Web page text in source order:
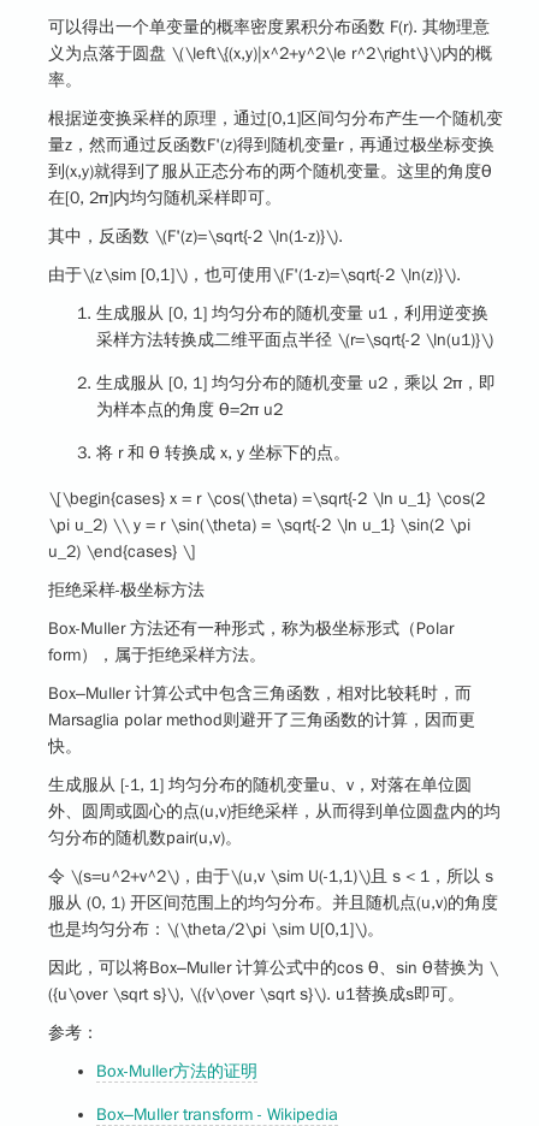
可以得出一个单变量的概率密度累积分布函数 F(r). 其物理意
义为点落于圆盘 \(\left\{(x,y)|x^2+y^2\le r^2\right\}\)内的概
率。
根据逆变换采样的原理，通过[0,1]区间匀分布产生一个随机变
量z，然而通过反函数F'(z)得到随机变量r，再通过极坐标变换
到(x,y)就得到了服从正态分布的两个随机变量。这里的角度θ
在[0, 2π]内均匀随机采样即可。
其中，反函数 \(F'(z)=\sqrt{-2 \ln(1-z)}\).
由于\(z\sim [0,1]\) ，也可使用\(F'(1-z)=\sqrt{-2 \ln(z)}\).
生成服从 [0, 1] 均匀分布的随机变量 u1，利用逆变换
采样方法转换成二维平面点半径 \(r=\sqrt{-2 \ln(u1)}\)
生成服从 [0, 1] 均匀分布的随机变量 u2，乘以 2π，即
为样本点的角度 θ=2π u2
将 r 和 θ 转换成 x, y 坐标下的点。
\[\begin{cases} x = r \cos(\theta) =\sqrt{-2 \ln u_1} \cos(2
\pi u_2) \\ y = r \sin(\theta) = \sqrt{-2 \ln u_1} \sin(2 \pi
u_2) \end{cases} \]
拒绝采样-极坐标方法
Box-Muller 方法还有一种形式，称为极坐标形式（Polar
form），属于拒绝采样方法。
Box–Muller 计算公式中包含三角函数，相对比较耗时，而
Marsaglia polar method则避开了三角函数的计算，因而更
快。
生成服从 [-1, 1] 均匀分布的随机变量u、v，对落在单位圆
外、圆周或圆心的点(u,v)拒绝采样，从而得到单位圆盘内的均
匀分布的随机数pair(u,v)。
令 \(s=u^2+v^2\) ，由于\(u,v \sim U(-1,1)\) 且 s < 1，所以 s
服从 (0, 1) 开区间范围上的均匀分布。并且随机点(u,v)的角度
也是均匀分布： \(\theta/2\pi \sim U[0,1]\)。
因此，可以将Box–Muller 计算公式中的cos θ、sin θ替换为 \
({u\over \sqrt s}\), \({v\over \sqrt s}\). u1替换成s即可。
参考：
Box-Muller方法的证明
Box–Muller transform - Wikipedia